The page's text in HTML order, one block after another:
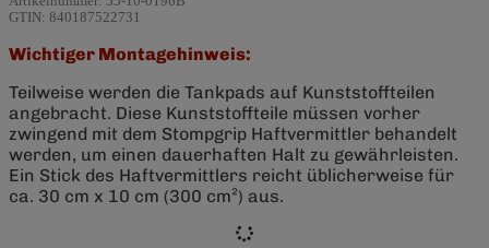
GTIN: 840187522731
Wichtiger Montagehinweis:
Teilweise werden die Tankpads auf Kunststoffteilen
angebracht. Diese Kunststoffteile müssen vorher
zwingend mit dem Stompgrip Haftvermittler behandelt
werden, um einen dauerhaften Halt zu gewährleisten.
Ein Stick des Haftvermittlers reicht üblicherweise für
ca. 30 cm x 10 cm (300 cm²) aus.